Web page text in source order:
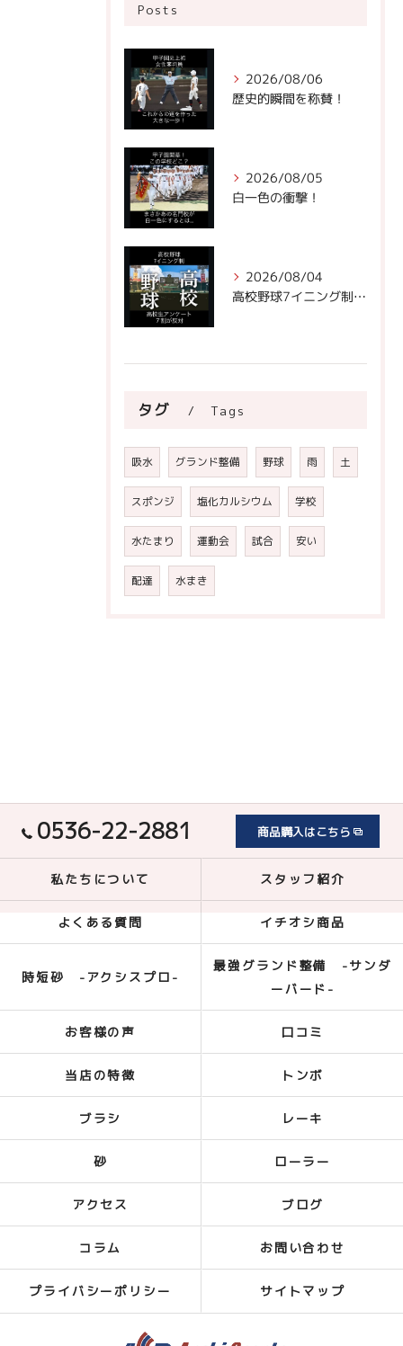
Posts
2026/08/06
歴史的瞬間を称賛！
2026/08/05
白一色の衝撃！
2026/08/04
高校野球7イニング制への声。
タグ Tags
吸水 グランド整備 野球 雨 土
スポンジ 塩化カルシウム 学校
水たまり 運動会 試合 安い
配達 水まき
0536-22-2881 商品購入はこちら
私たちについて スタッフ紹介
よくある質問 イチオシ商品
時短砂 -アクシスプロ-
最強グランド整備 -サンダ
ーバード-
お客様の声 口コミ
当店の特徴 トンボ
ブラシ レーキ
砂 ローラー
アクセス ブログ
コラム お問い合わせ
プライバシーポリシー サイトマップ